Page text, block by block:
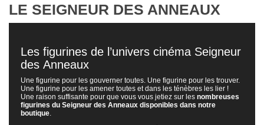
LE SEIGNEUR DES ANNEAUX
Les figurines de l’univers cinéma Seigneur
des Anneaux
Une figurine pour les gouverner toutes. Une figurine pour les trouver.
Une figurine pour les amener toutes et dans les ténèbres les lier !
Une raison suffisante pour que vous vous jetiez sur les nombreuses
figurines du Seigneur des Anneaux disponibles dans notre
boutique.